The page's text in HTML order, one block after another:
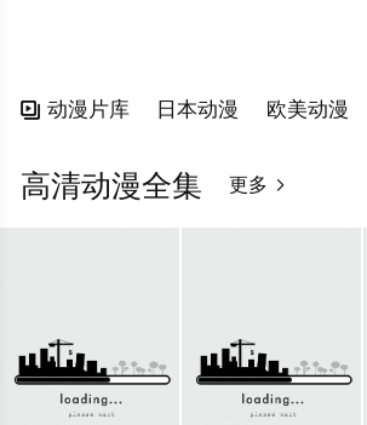
 动漫片库 日本动漫 欧美动漫
高清动漫全集 更多 